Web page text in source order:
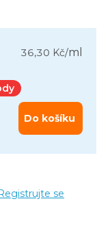
36,30 Kč/ml
Do košíku
Registrujte se